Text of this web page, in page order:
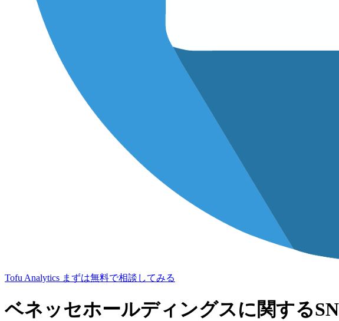
Tofu Analytics まずは無料で相談してみる
ベネッセホールディングスに関する